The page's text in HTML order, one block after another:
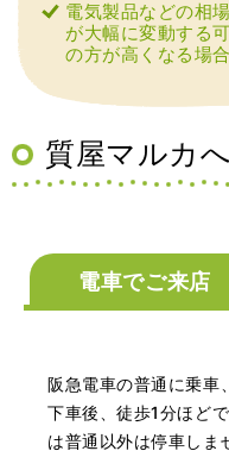
（兵庫県宝塚市）預かっ
も見て頂く事が出き、
何かあった時にはこち
した。質屋さんはわり
いましたが、今までの
印象でした。何度でも
当にありがとうございま
電気製品などの相
が大幅に変動する
の方が高くなる場
質屋マルカ
電車でご来店
阪急電車の普通に乗車
下車後、徒歩1分ほど
は普通以外は停車しま